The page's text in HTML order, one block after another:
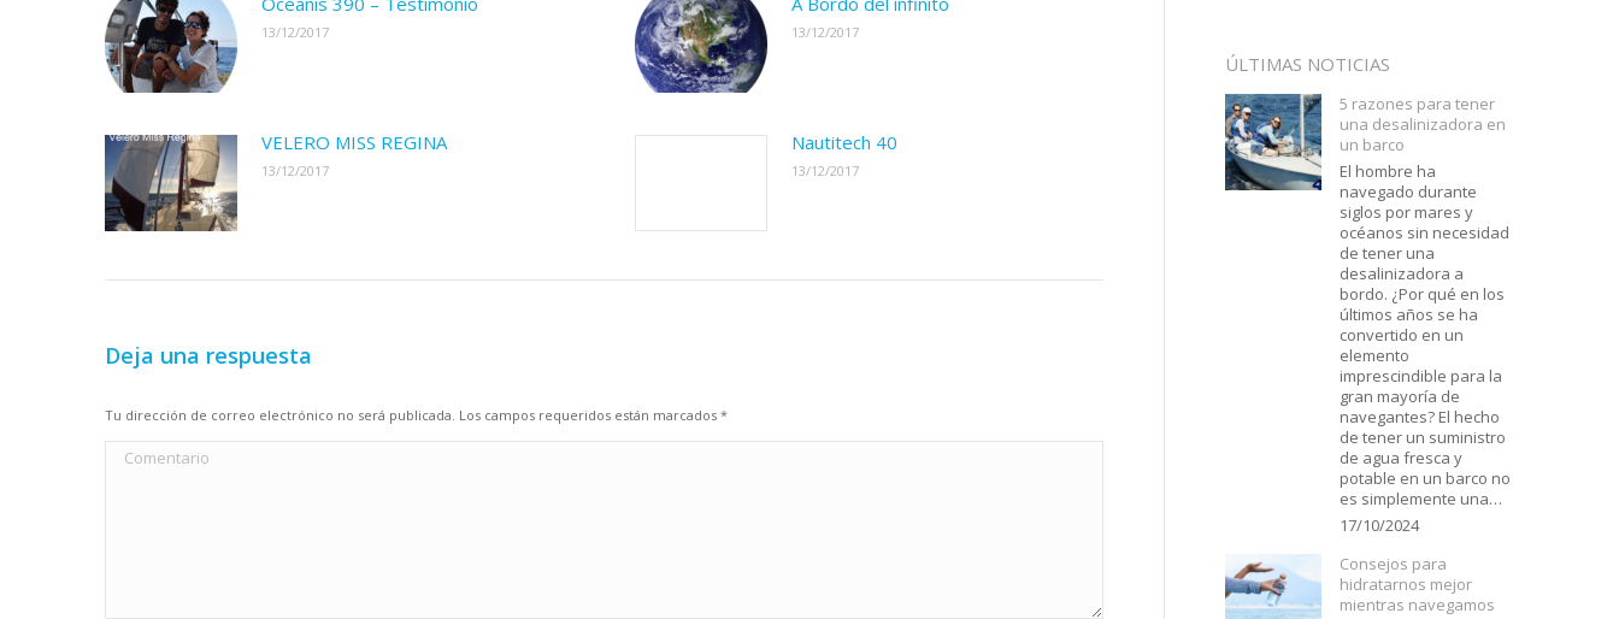
13/12/2017 13/12/2017
VELERO MISS REGINA
13/12/2017
Nautitech 40
13/12/2017
Deja una respuesta
Tu dirección de correo electrónico no será publicada. Los campos requeridos están marcados *
Comentario
ÚLTIMAS NOTICIAS
5 razones para tener
una desalinizadora en
un barco
El hombre ha
navegado durante
siglos por mares y
océanos sin necesidad
de tener una
desalinizadora a
bordo. ¿Por qué en los
últimos años se ha
convertido en un
elemento
imprescindible para la
gran mayoría de
navegantes? El hecho
de tener un suministro
de agua fresca y
potable en un barco no
es simplemente una…
17/10/2024
Consejos para
hidratarnos mejor
mientras navegamos